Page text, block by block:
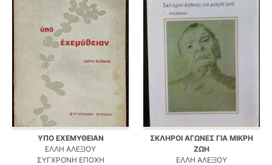
ΥΠΟ ΕΧΕΜΥΘΕΙΑΝ
ΕΛΛΗ ΑΛΕΞΙΟΥ
ΣΥΓΧΡΟΝΗ ΕΠΟΧΗ
ΣΚΛΗΡΟΙ ΑΓΩΝΕΣ ΓΙΑ ΜΙΚΡΗ
ΖΩΗ
ΕΛΛΗ ΑΛΕΞΙΟΥ